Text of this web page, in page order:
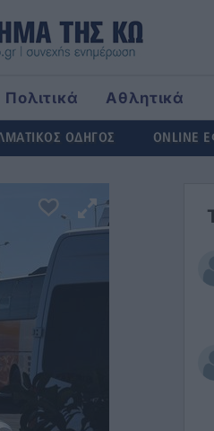
Πολιτικά
Αθλητικά
ΟΔΗΓΟΣ ONLINE